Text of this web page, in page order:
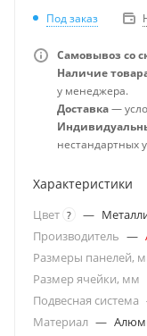
Под заказ
Самовывоз со
Наличие
у менеджера.
Доставка—
нестандартных
Характеристики
Цвет ? —
Производитель —
Размеры панелей,
Размер ячейки, мм
Подвесная система
Материал —